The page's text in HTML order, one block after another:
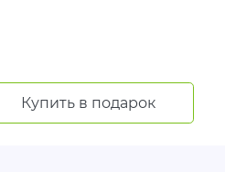
Купить в подарок